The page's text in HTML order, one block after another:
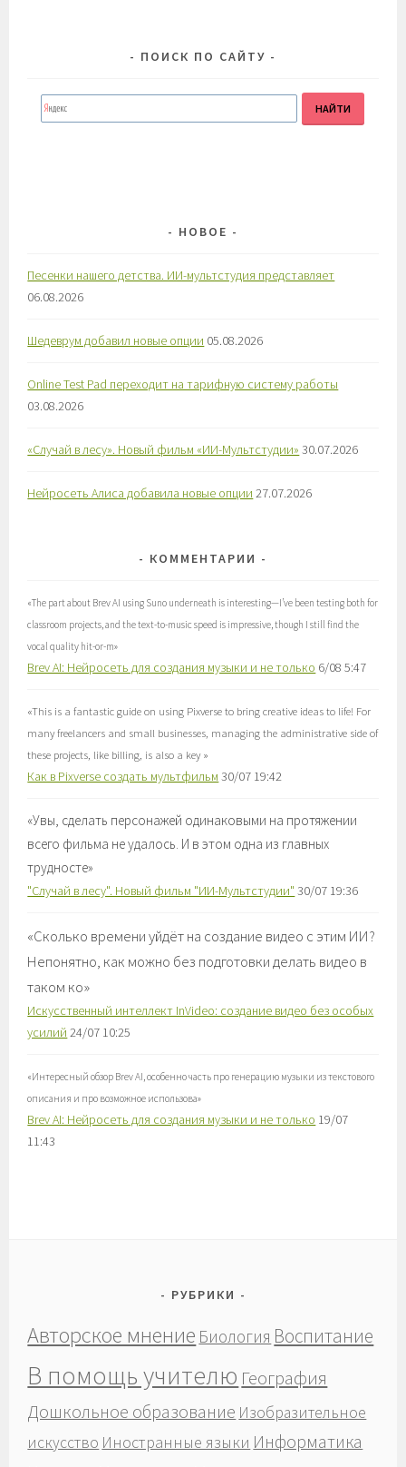
ПОИСК ПО САЙТУ
НОВОЕ
Песенки нашего детства. ИИ-мультстудия представляет
06.08.2026
Шедеврум добавил новые опции 05.08.2026
Online Test Pad переходит на тарифную систему работы
03.08.2026
«Случай в лесу». Новый фильм «ИИ-Мультстудии» 30.07.2026
Нейросеть Алиса добавила новые опции 27.07.2026
КОММЕНТАРИИ
«The part about Brev AI using Suno underneath is interesting—I’ve been testing both for
classroom projects, and the text-to-music speed is impressive, though I still find the
vocal quality hit-or-m»
Brev AI: Нейросеть для создания музыки и не только 6/08 5:47
«This is a fantastic guide on using Pixverse to bring creative ideas to life! For
many freelancers and small businesses, managing the administrative side of
these projects, like billing, is also a key »
Как в Pixverse создать мультфильм 30/07 19:42
«Увы, сделать персонажей одинаковыми на протяжении
всего фильма не удалось. И в этом одна из главных
трудносте»
"Случай в лесу". Новый фильм "ИИ-Мультстудии" 30/07 19:36
«Сколько времени уйдёт на создание видео с этим ИИ?
Непонятно, как можно без подготовки делать видео в
таком ко»
Искусственный интеллект InVideo: создание видео без особых
усилий 24/07 10:25
«Интересный обзор Brev AI, особенно часть про генерацию музыки из текстового
описания и про возможное использова»
Brev AI: Нейросеть для создания музыки и не только 19/07
11:43
РУБРИКИ
Авторское мнение Биология Воспитание
В помощь учителю География
Дошкольное образование Изобразительное
искусство Иностранные языки Информатика